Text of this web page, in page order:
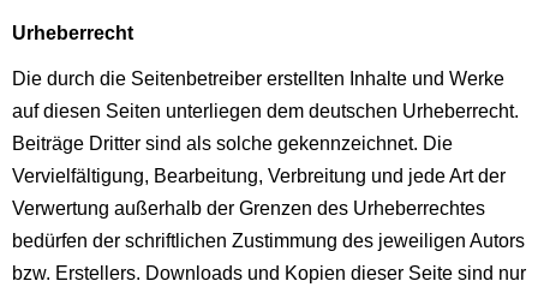
Urheberrecht
Die durch die Seitenbetreiber erstellten Inhalte und Werke
auf diesen Seiten unterliegen dem deutschen Urheberrecht.
Beiträge Dritter sind als solche gekennzeichnet. Die
Vervielfältigung, Bearbeitung, Verbreitung und jede Art der
Verwertung außerhalb der Grenzen des Urheberrechtes
bedürfen der schriftlichen Zustimmung des jeweiligen Autors
bzw. Erstellers. Downloads und Kopien dieser Seite sind nur